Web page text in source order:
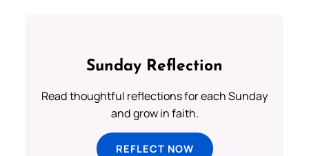
Sunday Reflection
Read thoughtful reflections for each Sunday
and grow in faith.
REFLECT NOW